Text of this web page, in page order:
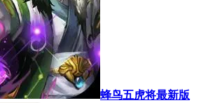
蜂鸟五虎将最新版